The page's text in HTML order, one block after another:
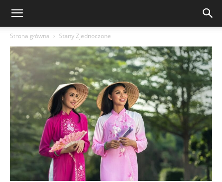
Strona główna Stany Zjednoczone